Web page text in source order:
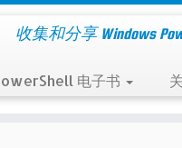
收集和分享 Windows
电子书